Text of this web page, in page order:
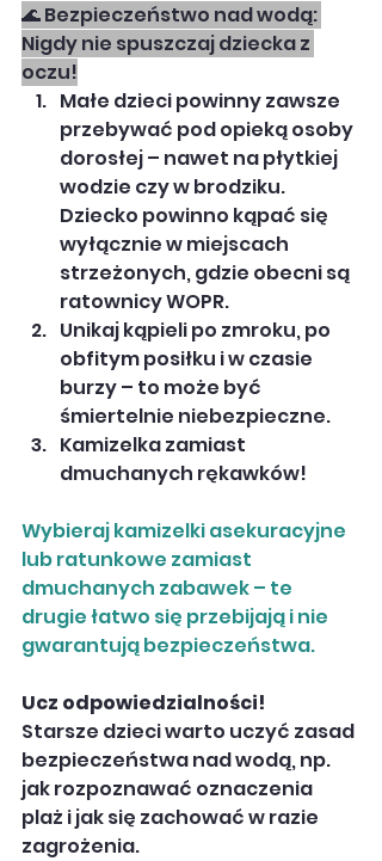
🌊 Bezpieczeństwo nad wodą:
Nigdy nie spuszczaj dziecka z
oczu!
Małe dzieci powinny zawsze
przebywać pod opieką osoby
dorosłej – nawet na płytkiej
wodzie czy w brodziku.
Dziecko powinno kąpać się
wyłącznie w miejscach
strzeżonych, gdzie obecni są
ratownicy WOPR.
Unikaj kąpieli po zmroku, po
obfitym posiłku i w czasie
burzy – to może być
śmiertelnie niebezpieczne.
Kamizelka zamiast
dmuchanych rękawków!
Wybieraj kamizelki asekuracyjne
lub ratunkowe zamiast
dmuchanych zabawek – te
drugie łatwo się przebijają i nie
gwarantują bezpieczeństwa.
Ucz odpowiedzialności!
Starsze dzieci warto uczyć zasad
bezpieczeństwa nad wodą, np.
jak rozpoznawać oznaczenia
plaż i jak się zachować w razie
zagrożenia.